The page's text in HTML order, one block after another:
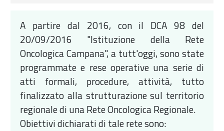
A partire dal 2016, con il DCA 98 del
20/09/2016 "Istituzione della Rete
Oncologica Campana", a tutt'oggi, sono state
programmate e rese operative una serie di
atti formali, procedure, attività, tutto
finalizzato alla strutturazione sul territorio
regionale di una Rete Oncologica Regionale.
Obiettivi dichiarati di tale rete sono: